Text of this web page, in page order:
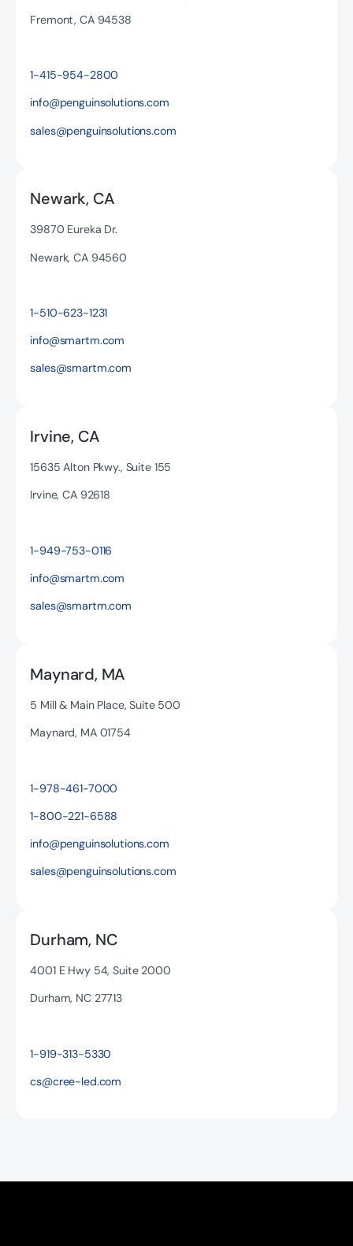
Fremont, CA 94538
1-415-954-2800
info@penguinsolutions.com
sales@penguinsolutions.com
Newark, CA
39870 Eureka Dr.
Newark, CA 94560
1-510-623-1231
info@smartm.com
sales@smartm.com
Irvine, CA
15635 Alton Pkwy., Suite 155
Irvine, CA 92618
1-949-753-0116
info@smartm.com
sales@smartm.com
Maynard, MA
5 Mill & Main Place, Suite 500
Maynard, MA 01754
1-978-461-7000
1-800-221-6588
info@penguinsolutions.com
sales@penguinsolutions.com
Durham, NC
4001 E Hwy 54, Suite 2000
Durham, NC 27713
1-919-313-5330
cs@cree-led.com